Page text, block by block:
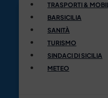
TRASPORTI &
BARSICILIA
SANITÀ
TURISMO
SINDACI DI SICILIA
METEO